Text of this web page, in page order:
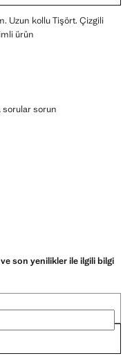
Uzun kollu Tişört. Çizgili
ürün
sorular sorun
son yenilikler ile ilgili bilgi